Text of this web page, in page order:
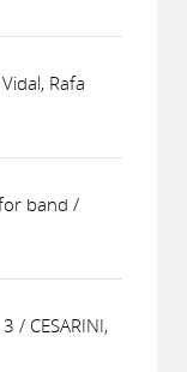
Rafa
band /
/ CESARINI,